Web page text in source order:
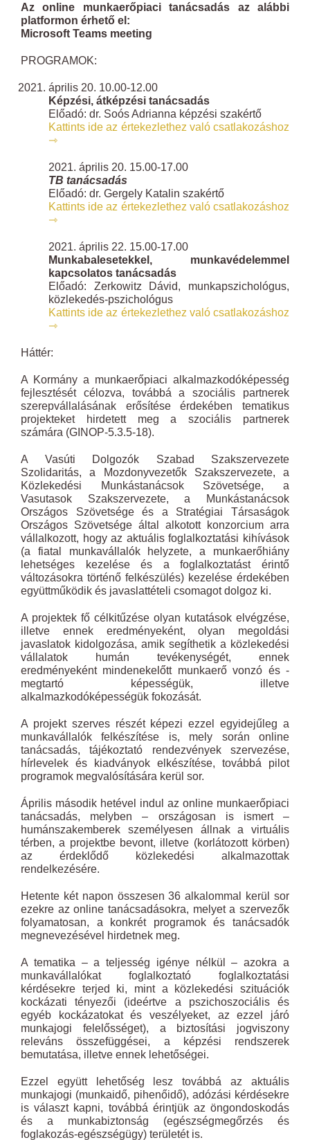
Az online munkaerőpiaci tanácsadás az alábbi
platformon érhető el:
Microsoft Teams meeting
PROGRAMOK:
április 20. 10.00-12.00
Képzési, átképzési tanácsadás
Előadó: dr. Soós Adrianna képzési szakértő
Kattints ide az értekezlethez való csatlakozáshoz
⇾
2021. április 20. 15.00-17.00
TB tanácsadás
Előadó: dr. Gergely Katalin szakértő
Kattints ide az értekezlethez való csatlakozáshoz
⇾
2021. április 22. 15.00-17.00
Munkabalesetekkel, munkavédelemmel
kapcsolatos tanácsadás
Előadó: Zerkowitz Dávid, munkapszichológus,
közlekedés-pszichológus
Kattints ide az értekezlethez való csatlakozáshoz
⇾
Háttér:
A Kormány a munkaerőpiaci alkalmazkodóképesség
fejlesztését célozva, továbbá a szociális partnerek
szerepvállalásának erősítése érdekében tematikus
projekteket hirdetett meg a szociális partnerek
számára (GINOP-5.3.5-18).
A Vasúti Dolgozók Szabad Szakszervezete
Szolidaritás, a Mozdonyvezetők Szakszervezete, a
Közlekedési Munkástanácsok Szövetsége, a
Vasutasok Szakszervezete, a Munkástanácsok
Országos Szövetsége és a Stratégiai Társaságok
Országos Szövetsége által alkotott konzorcium arra
vállalkozott, hogy az aktuális foglalkoztatási kihívások
(a fiatal munkavállalók helyzete, a munkaerőhiány
lehetséges kezelése és a foglalkoztatást érintő
változásokra történő felkészülés) kezelése érdekében
együttműködik és javaslattételi csomagot dolgoz ki.
A projektek fő célkitűzése olyan kutatások elvégzése,
illetve ennek eredményeként, olyan megoldási
javaslatok kidolgozása, amik segíthetik a közlekedési
vállalatok humán tevékenységét, ennek
eredményeként mindenekelőtt munkaerő vonzó és -
megtartó képességük, illetve
alkalmazkodóképességük fokozását.
A projekt szerves részét képezi ezzel egyidejűleg a
munkavállalók felkészítése is, mely során online
tanácsadás, tájékoztató rendezvények szervezése,
hírlevelek és kiadványok elkészítése, továbbá pilot
programok megvalósítására kerül sor.
Április második hetével indul az online munkaerőpiaci
tanácsadás, melyben – országosan is ismert –
humánszakemberek személyesen állnak a virtuális
térben, a projektbe bevont, illetve (korlátozott körben)
az érdeklődő közlekedési alkalmazottak
rendelkezésére.
Hetente két napon összesen 36 alkalommal kerül sor
ezekre az online tanácsadásokra, melyet a szervezők
folyamatosan, a konkrét programok és tanácsadók
megnevezésével hirdetnek meg.
A tematika – a teljesség igénye nélkül – azokra a
munkavállalókat foglalkoztató foglalkoztatási
kérdésekre terjed ki, mint a közlekedési szituációk
kockázati tényezői (ideértve a pszichoszociális és
egyéb kockázatokat és veszélyeket, az ezzel járó
munkajogi felelősséget), a biztosítási jogviszony
releváns összefüggései, a képzési rendszerek
bemutatása, illetve ennek lehetőségei.
Ezzel együtt lehetőség lesz továbbá az aktuális
munkajogi (munkaidő, pihenőidő), adózási kérdésekre
is választ kapni, továbbá érintjük az öngondoskodás
és a munkabiztonság (egészségmegőrzés és
foglakozás-egészségügy) területét is.